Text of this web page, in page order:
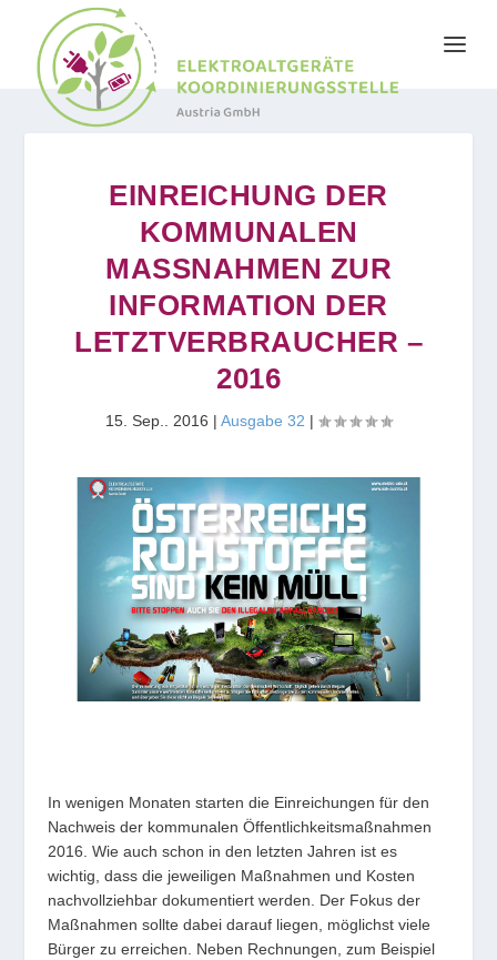
EINREICHUNG DER
KOMMUNALEN
MASSNAHMEN ZUR I
NFORMATION DER L
ETZTVERBRAUCHER – 2
016
15. Sep.. 2016 | Ausgabe 32 |
In wenigen Monaten starten die Einreichungen für den
Nachweis der kommunalen Öffentlichkeitsmaßnahmen
2016. Wie auch schon in den letzten Jahren ist es
wichtig, dass die jeweiligen Maßnahmen und Kosten
nachvollziehbar dokumentiert werden. Der Fokus der
Maßnahmen sollte dabei darauf liegen, möglichst viele
Bürger zu erreichen. Neben Rechnungen, zum Beispiel